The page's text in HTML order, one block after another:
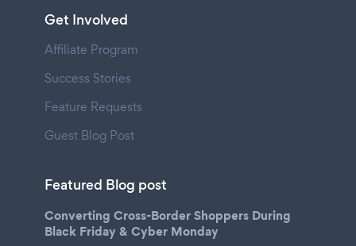
Get Involved
Affiliate Program
Success Stories
Feature Requests
Guest Blog Post
Featured Blog post
Converting Cross-Border Shoppers During
Black Friday & Cyber Monday